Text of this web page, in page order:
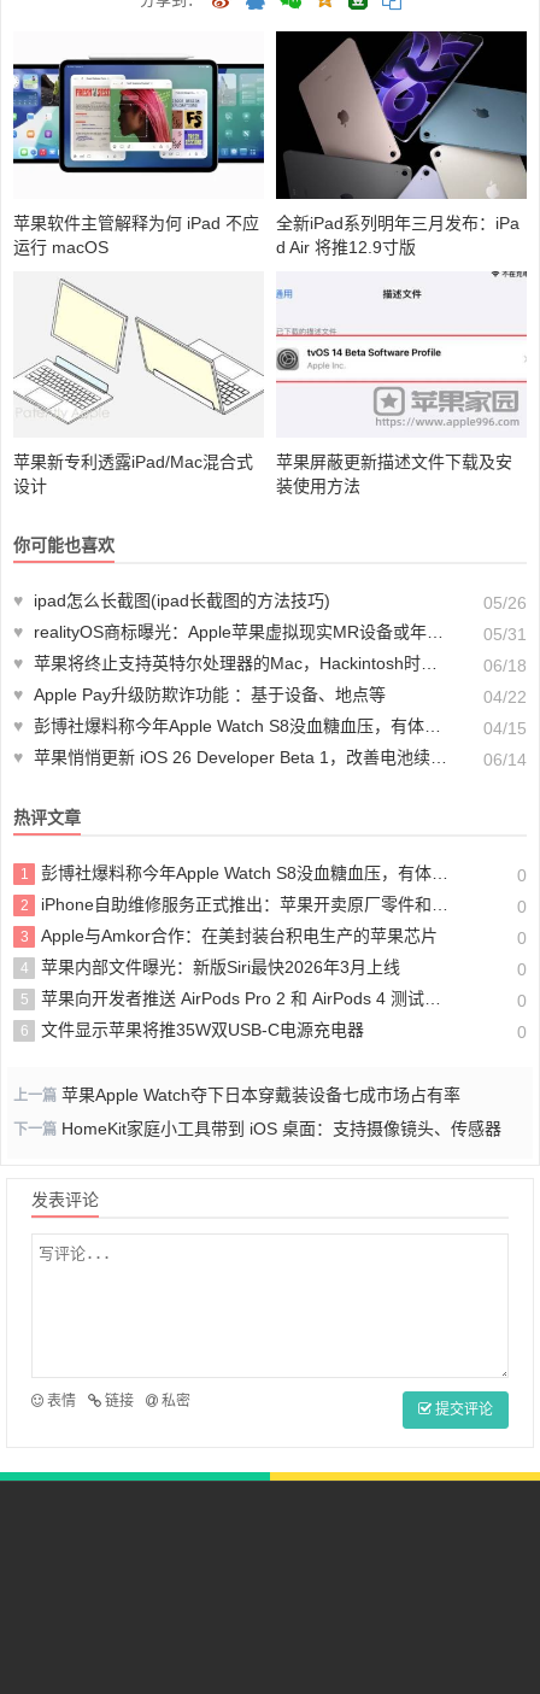
苹果软件主管解释为何 iPad 不应
运行 macOS
全新iPad系列明年三月发布：iPa
d Air 将推12.9寸版
苹果新专利透露iPad/Mac混合式
设计
苹果屏蔽更新描述文件下载及安
装使用方法
你可能也喜欢
♥ ipad怎么长截图(ipad长截图的方法技巧)
05/26
♥
realityOS商标曝光：Apple苹果虚拟现实MR设备或年内发布
05/31
♥ 苹果将终止支持英特尔处理器的Mac，Hackintosh时代正式落幕
06/18
♥ Apple Pay升级防欺诈功能 ：基于设备、地点等
04/22
♥ 彭博社爆料称今年Apple Watch S8没血糖血压，有体温监测
04/15
♥ 苹果悄悄更新 iOS 26 Developer Beta 1，改善电池续航和UI表现 06/14
热评文章
1 彭博社爆料称今年Apple Watch S8没血糖血压，有体温监测 0
2 iPhone自助维修服务正式推出：苹果开卖原厂零件和工具 0
3 Apple与Amkor合作：在美封装台积电生产的苹果芯片 0
4 苹果内部文件曝光：新版Siri最快2026年3月上线 0
5 苹果向开发者推送 AirPods Pro 2 和 AirPods 4 测试版固件更新 0
6 文件显示苹果将推35W双USB-C电源充电器 0
上一篇 苹果Apple Watch夺下日本穿戴装设备七成市场占有率
下一篇 HomeKit家庭小工具带到 iOS 桌面：支持摄像镜头、传感器
发表评论
表情 链接 私密 提交评论